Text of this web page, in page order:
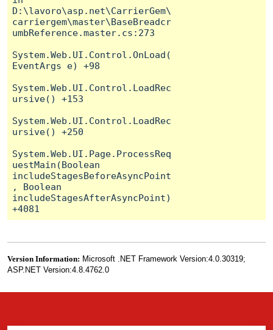
D:\lavoro\asp.net\CarrierGem\
carriergem\master\BaseBreadcr
umbReference.master.cs:273
System.Web.UI.Control.OnLoad(
EventArgs e) +98
System.Web.UI.Control.LoadRec
ursive() +153
System.Web.UI.Control.LoadRec
ursive() +250
System.Web.UI.Page.ProcessReq
uestMain(Boolean
includeStagesBeforeAsyncPoint
, Boolean
includeStagesAfterAsyncPoint)
Version Information: Microsoft .NET Framework Version:4.0.30319;
ASP.NET Version:4.8.4762.0